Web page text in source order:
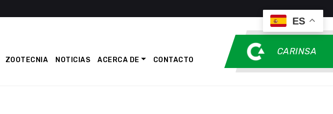
ZOOTECNIA NOTICIAS ACERCA DE CONTACTO
CARINSA
ES